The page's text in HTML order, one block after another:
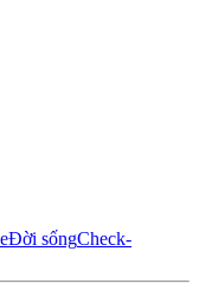
Đời sốngCheck-